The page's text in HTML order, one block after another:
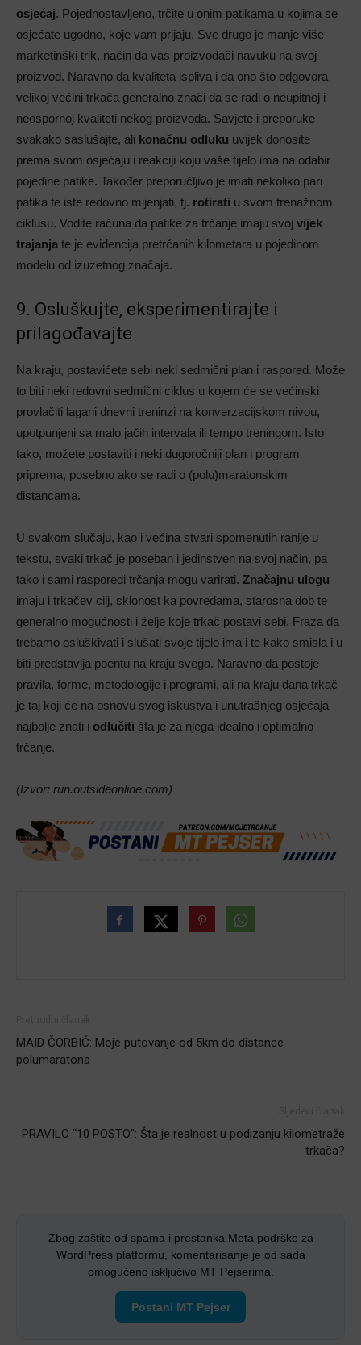
osjećaj. Pojednostavljeno, trčite u onim patikama u kojima se
osjećate ugodno, koje vam prijaju. Sve drugo je manje više
marketinški trik, način da vas proizvođači navuku na svoj
proizvod. Naravno da kvaliteta ispliva i da ono što odgovora
velikoj većini trkača generalno znači da se radi o neupitnoj i
neospornoj kvaliteti nekog proizvoda. Savjete i preporuke
svakako saslušajte, ali konačnu odluku uvijek donosite
prema svom osjećaju i reakciji koju vaše tijelo ima na odabir
pojedine patike. Također preporučljivo je imati nekoliko pari
patika te iste redovno mijenjati, tj. rotirati u svom trenažnom
ciklusu. Vodite računa da patike za trčanje imaju svoj vijek
trajanja te je evidencija pretrčanih kilometara u pojedinom
modelu od izuzetnog značaja.
9. Osluškujte, eksperimentirajte i
prilagođavajte
Na kraju, postavićete sebi neki sedmični plan i raspored. Može
to biti neki redovni sedmični ciklus u kojem će se većinski
provlačiti lagani dnevni treninzi na konverzacijskom nivou,
upotpunjeni sa malo jačih intervala ili tempo treningom. Isto
tako, možete postaviti i neki dugoročniji plan i program
priprema, posebno ako se radi o (polu)maratonskim
distancama.
U svakom slučaju, kao i većina stvari spomenutih ranije u
tekstu, svaki trkač je poseban i jedinstven na svoj način, pa
tako i sami rasporedi trčanja mogu varirati. Značajnu ulogu
imaju i trkačev cilj, sklonost ka povredama, starosna dob te
generalno mogućnosti i želje koje trkač postavi sebi. Fraza da
trebamo osluškivati i slušati svoje tijelo ima i te kako smisla i u
biti predstavlja poentu na kraju svega. Naravno da postoje
pravila, forme, metodologije i programi, ali na kraju dana trkač
je taj koji će na osnovu svog iskustva i unutrašnjeg osjećaja
najbolje znati i odlučiti šta je za njega idealno i optimalno
trčanje.
(Izvor: run.outsideonline.com)
MAID ČORBIĆ: Moje putovanje od 5km do distance
polumaratona
PRAVILO “10 POSTO”: Šta je realnost u podizanju kilometraže
trkača?
Zbog zaštite od spama i prestanka Meta podrške za
WordPress platformu, komentarisanje je od sada
omogućeno isključivo MT Pejserima.
Postani MT Pejser